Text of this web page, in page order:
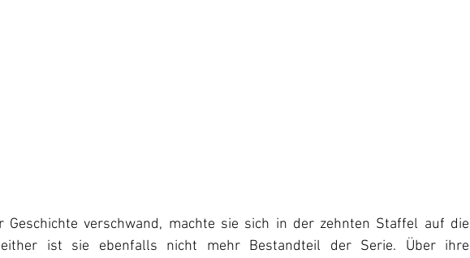
Geschichte verschwand, machte sie sich in der zehnten Staffel auf die
ist sie ebenfalls nicht mehr Bestandteil der Serie. Über ihre